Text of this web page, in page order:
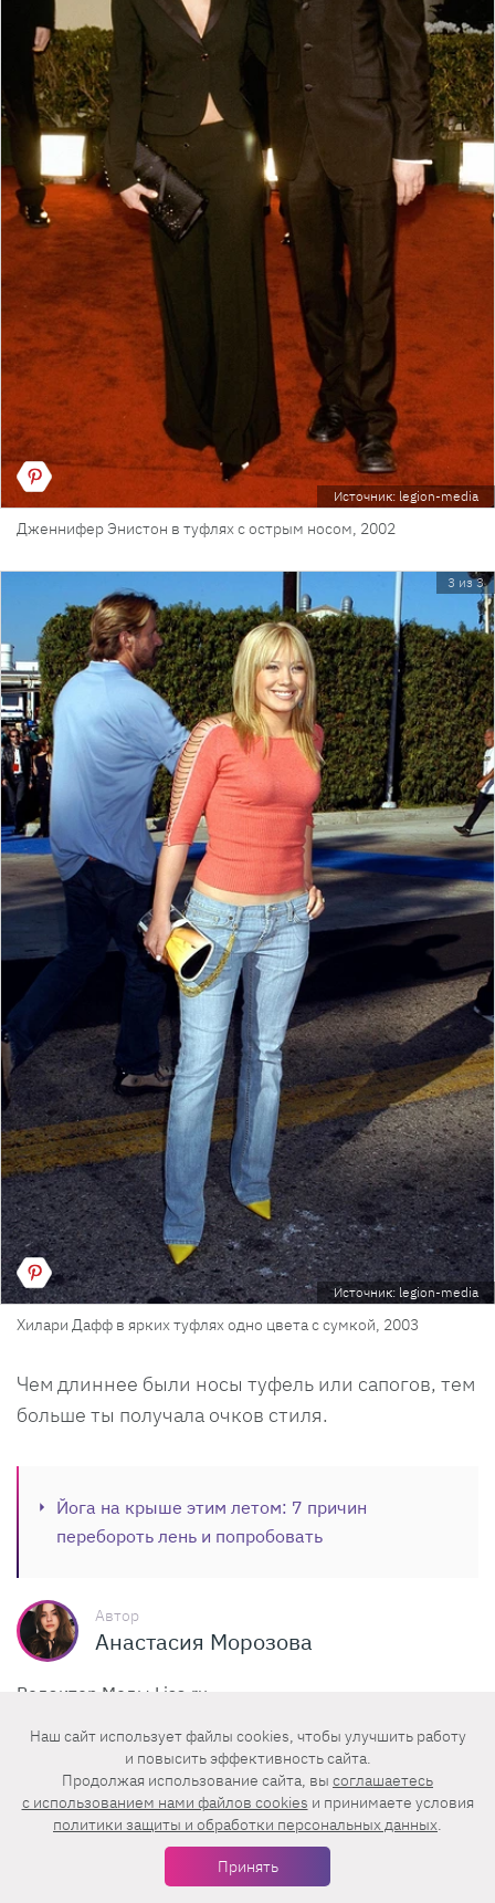
Источник: legion-media
Дженнифер Энистон в туфлях с острым носом, 2002
3 из 3
Источник: legion-media
Хилари Дафф в ярких туфлях одно цвета с сумкой, 2003
Чем длиннее были носы туфель или сапогов, тем
больше ты получала очков стиля.
Йога на крыше этим летом: 7 причин
перебороть лень и попробовать
Автор
Анастасия Морозова
Редактор Моды Lisa.ru
0,0 / 5,0 рейтинг статьи
5 реакций
Какое впечатление произвела на вас эта статья?
Наш сайт использует файлы cookies, чтобы улучшить работу
и повысить эффективность сайта.
Продолжая использование сайта, вы соглашаетесь
c использованием нами файлов cookies и принимаете условия
политики защиты и обработки персональных данных.
Принять